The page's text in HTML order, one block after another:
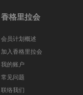
香格里拉会
会员计划概述
加入香格里拉会
我的账户
常见问题
联络我们